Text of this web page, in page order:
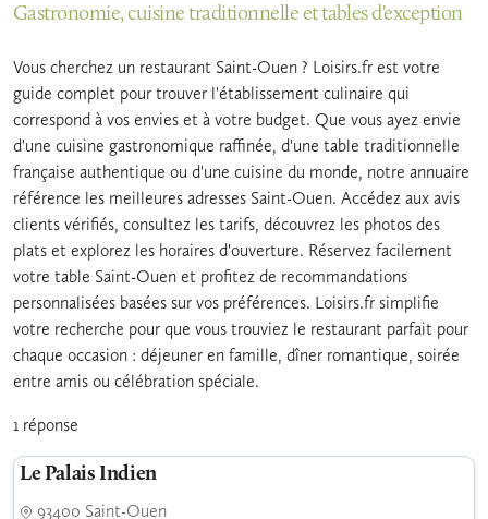
Gastronomie, cuisine traditionnelle et tables d'exception
Vous cherchez un restaurant Saint-Ouen ? Loisirs.fr est votre
guide complet pour trouver l'établissement culinaire qui
correspond à vos envies et à votre budget. Que vous ayez envie
d'une cuisine gastronomique raffinée, d'une table traditionnelle
française authentique ou d'une cuisine du monde, notre annuaire
référence les meilleures adresses Saint-Ouen. Accédez aux avis
clients vérifiés, consultez les tarifs, découvrez les photos des
plats et explorez les horaires d'ouverture. Réservez facilement
votre table Saint-Ouen et profitez de recommandations
personnalisées basées sur vos préférences. Loisirs.fr simplifie
votre recherche pour que vous trouviez le restaurant parfait pour
chaque occasion : déjeuner en famille, dîner romantique, soirée
entre amis ou célébration spéciale.
1 réponse
Le Palais Indien
93400 Saint-Ouen